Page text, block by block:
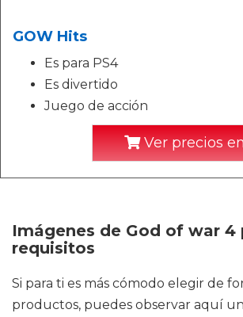
GOW Hits
Es para PS4
Es divertido
Juego de acción
Ver precios
Imágenes de God of war 4
requisitos
Si para ti es más cómodo elegir de
productos, puedes observar aquí